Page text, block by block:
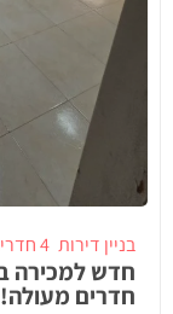
בניין דירות 4 חדרים
חדרים מעולה!